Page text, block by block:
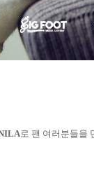
로 팬 여러분들을